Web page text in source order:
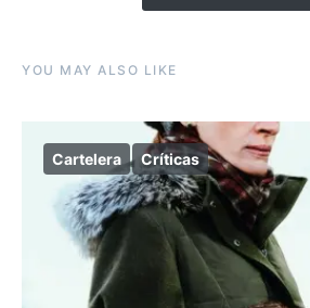
YOU MAY ALSO LIKE
Cartelera Críticas